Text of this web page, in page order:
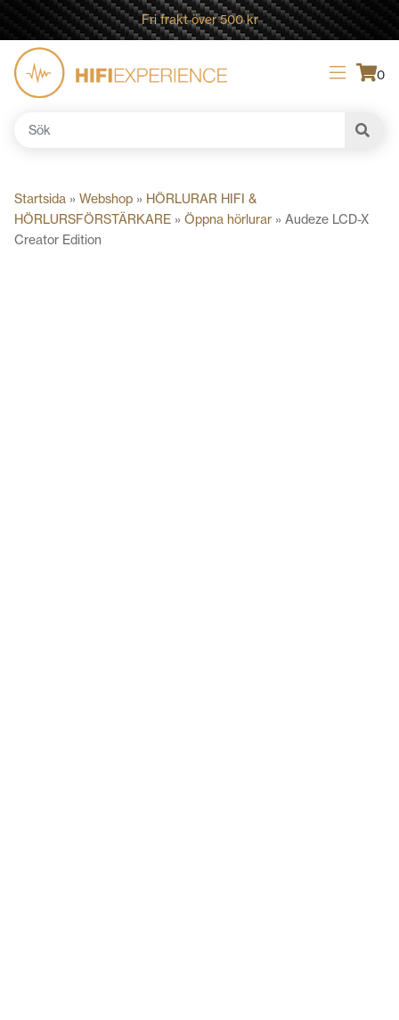
Fri frakt över 500 kr
0
Sök
Startsida » Webshop » HÖRLURAR HIFI &
HÖRLURSFÖRSTÄRKARE » Öppna hörlurar » Audeze LCD-X
Creator Edition